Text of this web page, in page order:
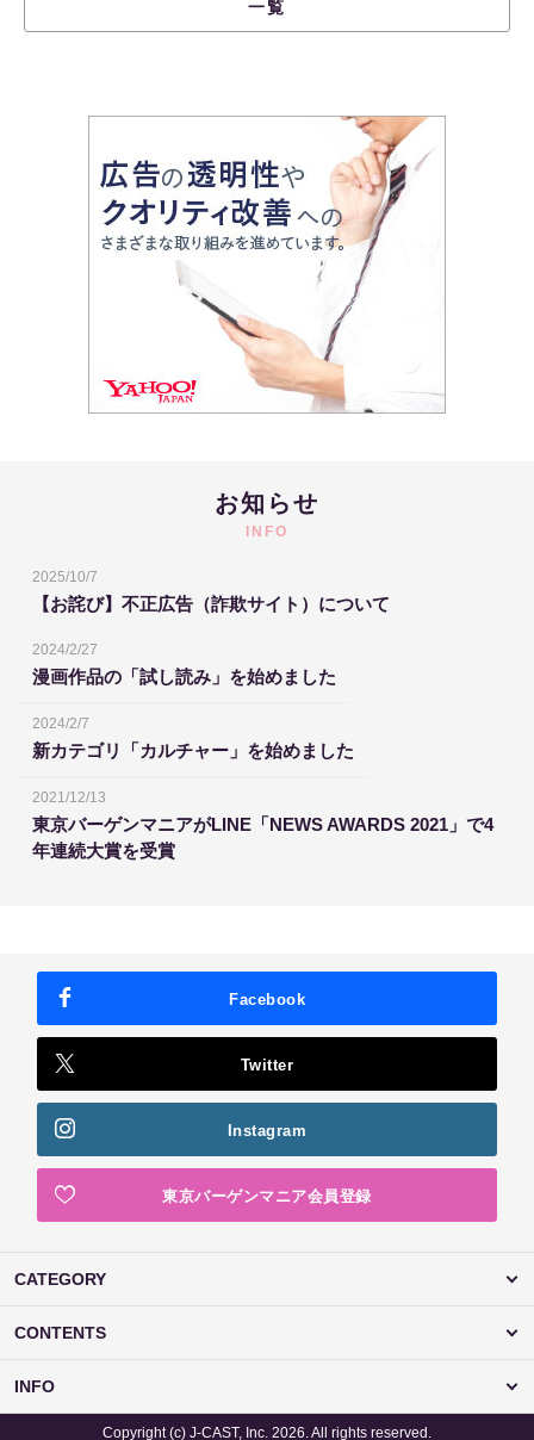
一覧
お知らせ
INFO
2025/10/7
【お詫び】不正広告（詐欺サイト）について
2024/2/27
漫画作品の「試し読み」を始めました
2024/2/7
新カテゴリ「カルチャー」を始めました
2021/12/13
東京バーゲンマニアがLINE「NEWS AWARDS 2021」で4
年連続大賞を受賞
Facebook
Twitter
Instagram
東京バーゲンマニア会員登録
CATEGORY
CONTENTS
INFO
Copyright (c) J-CAST, Inc. 2026. All rights reserved.